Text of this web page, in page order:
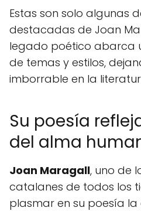
Estas son solo algunas
destacadas de Joan
legado poético abarca
de temas y estilos,
imborrable en la
Su poesía
del alma
Joan Maragall, uno de
catalanes de todos los
plasmar en su poesía